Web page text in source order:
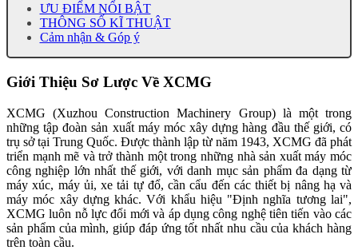
ƯU ĐIỂM NỔI BẬT
THÔNG SỐ KĨ THUẬT
Cảm nhận & Góp ý
Giới Thiệu Sơ Lược Về XCMG
XCMG (Xuzhou Construction Machinery Group) là một trong
những tập đoàn sản xuất máy móc xây dựng hàng đầu thế giới, có
trụ sở tại Trung Quốc. Được thành lập từ năm 1943, XCMG đã phát
triển mạnh mẽ và trở thành một trong những nhà sản xuất máy móc
công nghiệp lớn nhất thế giới, với danh mục sản phẩm đa dạng từ
máy xúc, máy ủi, xe tải tự đổ, cần cẩu đến các thiết bị nâng hạ và
máy móc xây dựng khác. Với khẩu hiệu "Định nghĩa tương lai",
XCMG luôn nỗ lực đổi mới và áp dụng công nghệ tiên tiến vào các
sản phẩm của mình, giúp đáp ứng tốt nhất nhu cầu của khách hàng
trên toàn cầu.